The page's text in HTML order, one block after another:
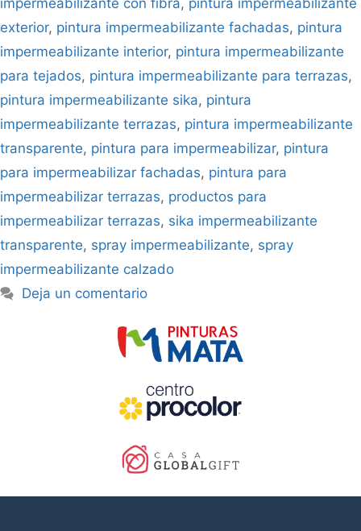
impermeabilizante con fibra, pintura impermeabilizante
exterior, pintura impermeabilizante fachadas, pintura
impermeabilizante interior, pintura impermeabilizante
para tejados, pintura impermeabilizante para terrazas,
pintura impermeabilizante sika, pintura
impermeabilizante terrazas, pintura impermeabilizante
transparente, pintura para impermeabilizar, pintura
para impermeabilizar fachadas, pintura para
impermeabilizar terrazas, productos para
impermeabilizar terrazas, sika impermeabilizante
transparente, spray impermeabilizante, spray
impermeabilizante calzado
Deja un comentario